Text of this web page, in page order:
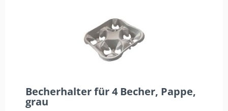
Becherhalter für 4 Becher, Pappe,
grau